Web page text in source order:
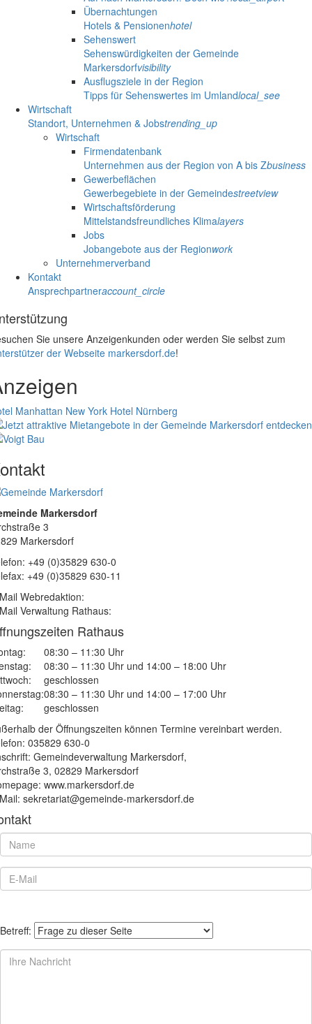
Übernachtungen
Hotels & Pensionenhotel
Sehenswert
Sehenswürdigkeiten der Gemeinde
Markersdorfvisibility
Ausflugsziele in der Region
Tipps für Sehenswertes im Umlandlocal_see
Wirtschaft
Standort, Unternehmen & Jobstrending_up
Wirtschaft
Firmendatenbank
Unternehmen aus der Region von A bis Zbusiness
Gewerbeflächen
Gewerbegebiete in der Gemeindestreetview
Wirtschaftsförderung
Mittelstandsfreundliches Klimalayers
Jobs
Jobangebote aus der Regionwork
Unternehmerverband
Kontakt
Ansprechpartneraccount_circle
Sie unsere Anzeigenkunden oder werden Sie selbst zum
der Webseite markersdorf.de!
Manhattan New York Hotel Nürnberg
Markersdorf
3
Markersdorf
+49 (0)35829 630-0
+49 (0)35829 630-11
Webredaktion:
Verwaltung Rathaus:
Rathaus
08:30 – 11:30 Uhr
08:30 – 11:30 Uhr und 14:00 – 18:00 Uhr
geschlossen
08:30 – 11:30 Uhr und 14:00 – 17:00 Uhr
geschlossen
der Öffnungszeiten können Termine vereinbart werden.
035829 630-0
Gemeindeverwaltung Markersdorf,
3, 02829 Markersdorf
www.markersdorf.de
sekretariat@gemeinde-markersdorf.de
Betreff: